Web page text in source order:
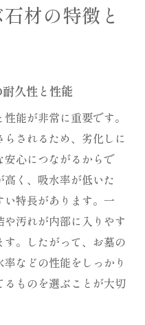
石性能の実体験と評
底解説
水率と耐久性の関係
のリスクと対策ポイ
墓選びの基準を知る
るおすすめのお墓素
材の特徴と
久性と性能
能が非常に重要です。
されるため、劣化しに
安心につながるからで
く、吸水率が低いた
特長があります。一
汚れが内部に入りやす
す。したがって、お墓の
などの性能をしっかり
ものを選ぶことが大切